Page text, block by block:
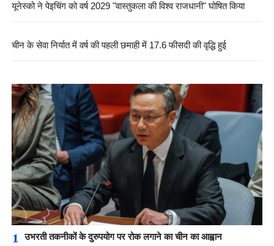
यूनेस्को ने पेइचिंग को वर्ष 2029 "वास्तुकला की विश्व राजधानी" घोषित किया
चीन के सेवा निर्यात में वर्ष की पहली छमाही में 17.6 फीसदी की वृद्धि हुई
1 उभरती तकनीकों के दुरुपयोग पर रोक लगाने का चीन का आह्वान